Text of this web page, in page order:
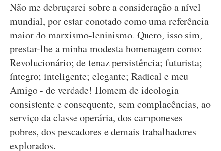
Não me debruçarei sobre a consideração a nível
mundial, por estar conotado como uma referência
maior do marxismo-leninismo. Quero, isso sim,
prestar-lhe a minha modesta homenagem como:
Revolucionário; de tenaz persistência; futurista;
íntegro; inteligente; elegante; Radical e meu
Amigo - de verdade! Homem de ideologia
consistente e consequente, sem complacências, ao
serviço da classe operária, dos camponeses
pobres, dos pescadores e demais trabalhadores
explorados.